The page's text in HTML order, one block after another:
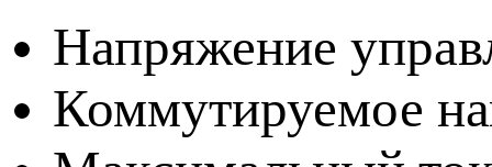
Напряжение
Коммутируемое